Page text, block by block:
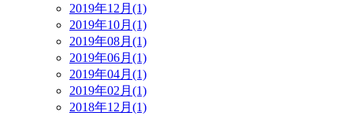
2019年12月(1)
2019年10月(1)
2019年08月(1)
2019年06月(1)
2019年04月(1)
2019年02月(1)
2018年12月(1)